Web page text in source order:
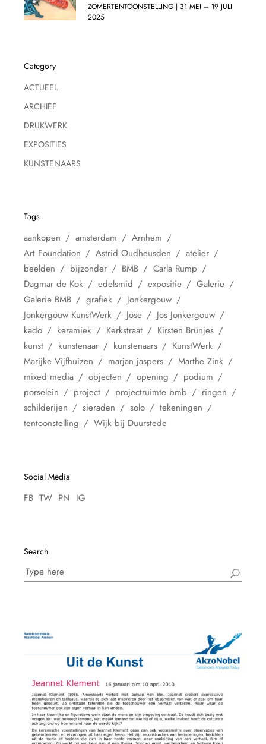
ZOMERTENTOONSTELLING | 31 MEI – 19 JULI
2025
Category
ACTUEEL
ARCHIEF
DRUKWERK
EXPOSITIES
KUNSTENAARS
Tags
aankopen amsterdam
Arnhem
Art Foundation
Astrid Oudheusden
atelier
beelden
bijzonder BMB
Carla Rump
Dagmar de Kok
edelsmid expositie
Galerie
Galerie BMB
grafiek
Jonkergouw
Jonkergouw KunstWerk
Jose
Jos Jonkergouw
kado
keramiek Kerkstraat
Kirsten Brünjes
kunst
kunstenaar kunstenaars
KunstWerk
Marijke Vijfhuizen
marjan jaspers
Marthe Zink
mixed media
objecten opening
podium
porselein
project projectruimte bmb
ringen
schilderijen
sieraden solo
tekeningen
tentoonstelling
Wijk bij Duurstede
Social Media
FB TW PN IG
Search
Search
for: